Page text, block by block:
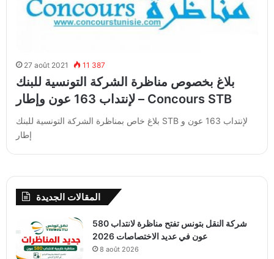
27 août 2021 11 387
بلاغ بخصوص مناظرة الشركة التونسية للبنك
لإنتداب 163 عون وإطار – Concours STB
بلاغ خاص بمناظرة الشركة التونسية للبنك STB لإنتداب 163 عون و
إطار
المقالات الجديدة
شركة النقل بتونس تفتح مناظرة لانتداب 580
عون في عديد الاختصاصات 2026
8 août 2026